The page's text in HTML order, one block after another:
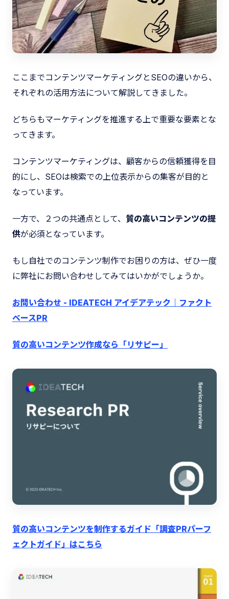
ここまでコンテンツマーケティングとSEOの違いから、
それぞれの活用方法について解説してきました。
どちらもマーケティングを推進する上で重要な要素とな
ってきます。
コンテンツマーケティングは、顧客からの信頼獲得を目
的にし、SEOは検索での上位表示からの集客が目的と
なっています。
一方で、２つの共通点として、 質の高いコンテンツの提
供が必須となっています。
もし自社でのコンテンツ制作でお困りの方は、ぜひ一度
に弊社にお問い合わせしてみてはいかがでしょうか。
お問い合わせ - IDEATECH アイデアテック｜ファクト
ベースPR
質の高いコンテンツ作成なら「リサピー」
質の高いコンテンツを制作するガイド「調査PRパーフ
ェクトガイド」はこちら